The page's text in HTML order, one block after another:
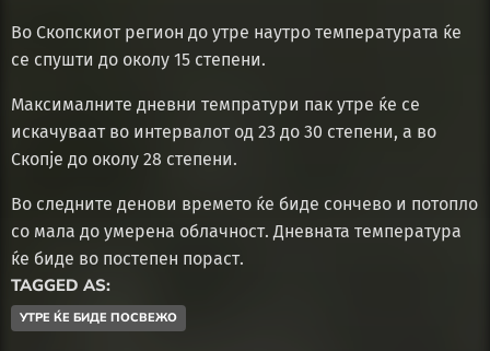
Во Скопскиот регион до утре наутро температурата ќе
се спушти до околу 15 степени.
Максималните дневни темпратури пак утре ќе се
искачуваат во интервалот од 23 до 30 степени, а во
Скопје до околу 28 степени.
Во следните денови времето ќе биде сончево и потопло
со мала до умерена облачност. Дневната температура
ќе биде во постепен пораст.
TAGGED AS:
УТРЕ ЌЕ БИДЕ ПОСВЕЖО